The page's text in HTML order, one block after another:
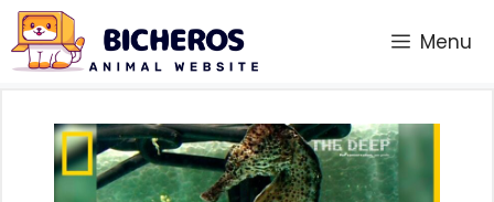
Saltar
al
contenido
Menu